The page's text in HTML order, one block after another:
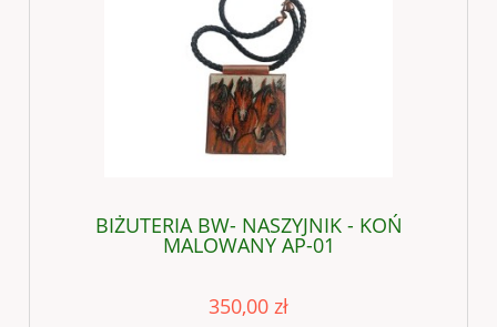
BIŻUTERIA BW- NASZYJNIK - KOŃ
MALOWANY AP-01
350,00 zł